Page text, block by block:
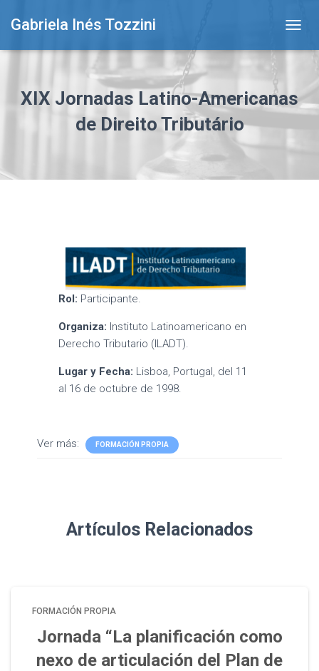
Gabriela Inés Tozzini
O
E
A
XIX Jornadas Latino-Americanas
de Direito Tributário
Rol: Participante.
Organiza: Instituto Latinoamericano en
Derecho Tributario (ILADT).
Lugar y Fecha: Lisboa, Portugal, del 11
al 16 de octubre de 1998.
Ver más: FORMACIÓN PROPIA
Artículos Relacionados
FORMACIÓN PROPIA
Jornada “La planificación como
nexo de articulación del Plan de